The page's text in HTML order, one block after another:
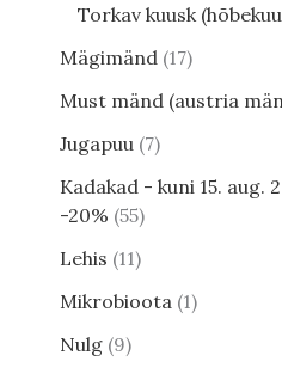
Torkav kuusk
Mägimänd 17
Must mänd (austria
Jugapuu 7
Kadakad - kuni 15. aug.
-20% 55
Lehis 11
Mikrobioota 1
Nulg 9